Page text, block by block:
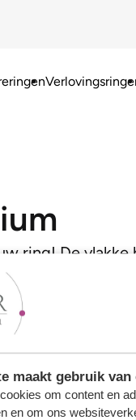
maakt gebruik van
om content en
en om ons
ring! De
heel